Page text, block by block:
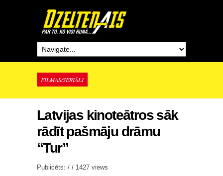
FILMAS/SERIĀLI
Latvijas kinoteātros sāk
rādīt pašmāju drāmu
“Tur”
Publicēts: / / 1427 views